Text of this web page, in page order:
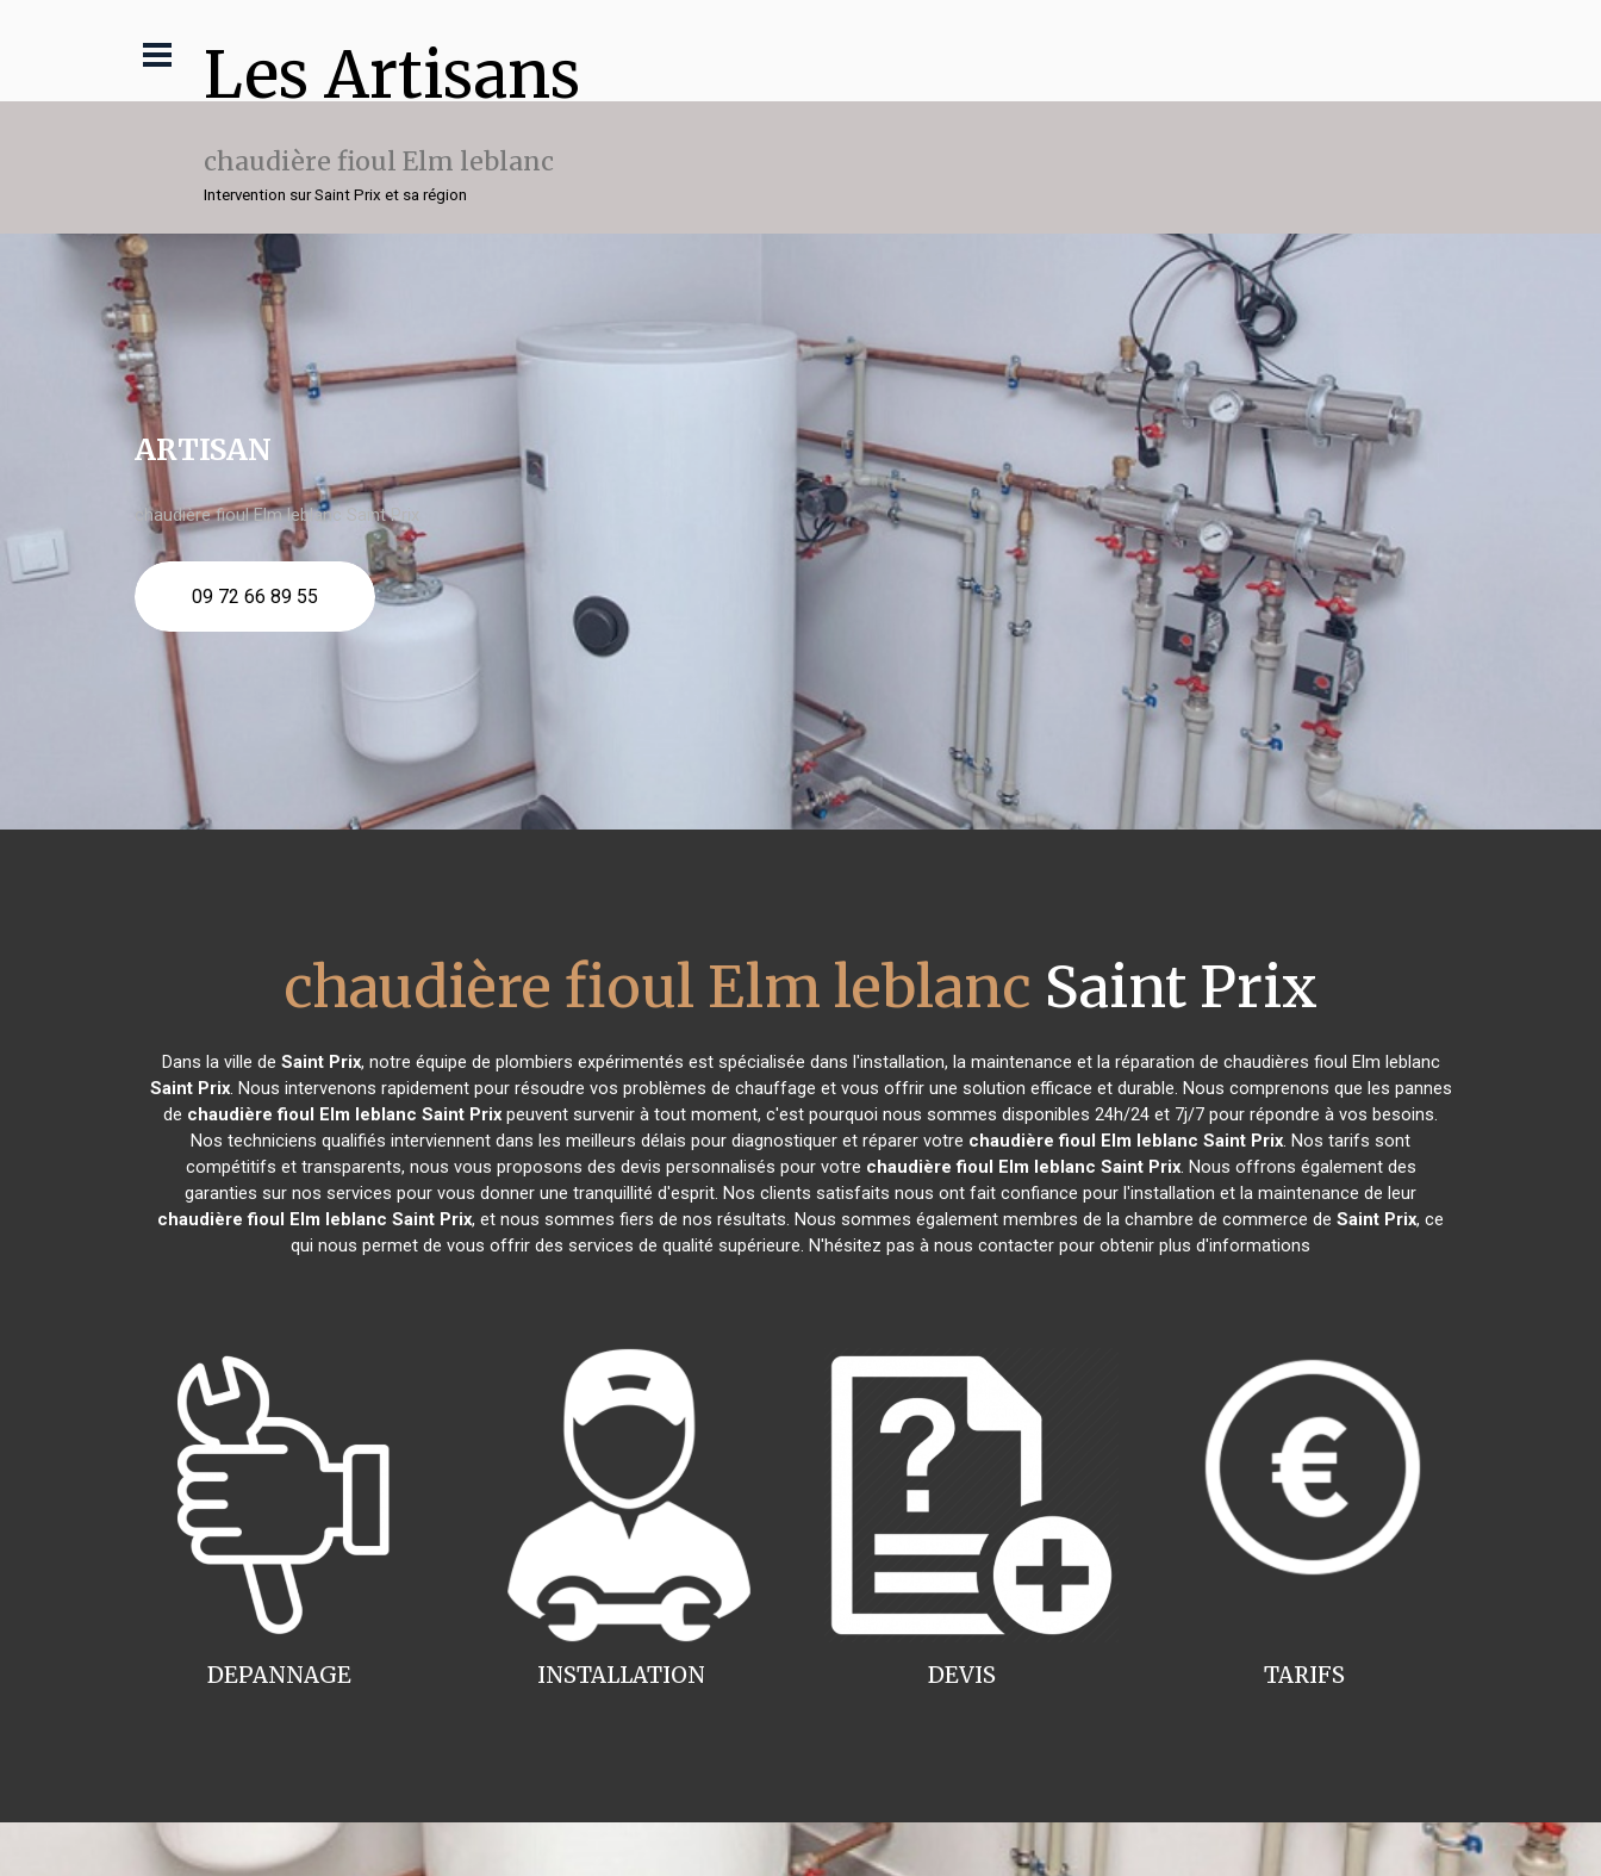
Les Artisans
chaudière fioul Elm leblanc
Intervention sur Saint Prix et sa région
ARTISAN
chaudière fioul Elm leblanc Saint Prix
09 72 66 89 55
chaudière fioul Elm leblanc Saint Prix
Dans la ville de Saint Prix, notre équipe de plombiers expérimentés est spécialisée dans l'installation, la maintenance et la réparation de chaudières fioul Elm leblanc
Saint Prix. Nous intervenons rapidement pour résoudre vos problèmes de chauffage et vous offrir une solution efficace et durable. Nous comprenons que les pannes
de chaudière fioul Elm leblanc Saint Prix peuvent survenir à tout moment, c'est pourquoi nous sommes disponibles 24h/24 et 7j/7 pour répondre à vos besoins.
Nos techniciens qualifiés interviennent dans les meilleurs délais pour diagnostiquer et réparer votre chaudière fioul Elm leblanc Saint Prix. Nos tarifs sont
compétitifs et transparents, nous vous proposons des devis personnalisés pour votre chaudière fioul Elm leblanc Saint Prix. Nous offrons également des
garanties sur nos services pour vous donner une tranquillité d'esprit. Nos clients satisfaits nous ont fait confiance pour l'installation et la maintenance de leur
chaudière fioul Elm leblanc Saint Prix, et nous sommes fiers de nos résultats. Nous sommes également membres de la chambre de commerce de Saint Prix, ce
qui nous permet de vous offrir des services de qualité supérieure. N'hésitez pas à nous contacter pour obtenir plus d'informations
INSTALLATION
DEPANNAGE TARIFS
DEVIS